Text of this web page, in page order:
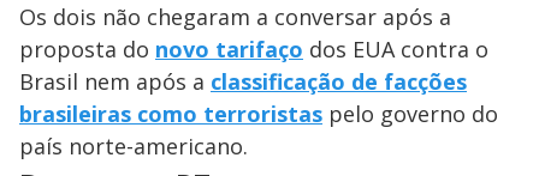
V
i
M
u
d
o
Os dois não chegaram a conversar após a
proposta do novo tarifaço dos EUA contra o
Brasil nem após a classificação de facções
brasileiras como terroristas pelo governo do
país norte-americano.